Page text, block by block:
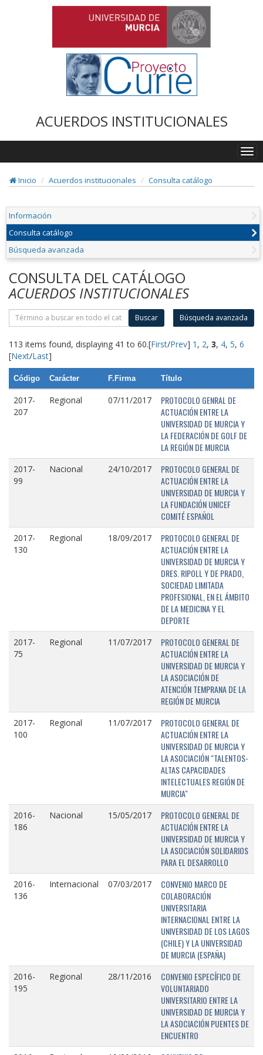
ACUERDOS INSTITUCIONALES
Inicio
Acuerdos institucionales Consulta catálogo
Información
Consulta catálogo
Búsqueda avanzada
CONSULTA DEL CATÁLOGO
ACUERDOS INSTITUCIONALES
Buscar Búsqueda avanzada
113 items found, displaying 41 to 60.[First/Prev] 1 , 2, 3, 4, 5, 6
[Next/Last]
Código Carácter F.Firma Título
2017-
207
Regional 07/11/2017
PROTOCOLO GENRAL DE
ACTUACIÓN ENTRE LA
UNIVERSIDAD DE MURCIA Y
LA FEDERACIÓN DE GOLF DE
LA REGIÓN DE MURCIA
2017-
99
Nacional 24/10/2017
PROTOCOLO GENERAL DE
ACTUACIÓN ENTRE LA
UNIVERSIDAD DE MURCIA Y
LA FUNDACIÓN UNICEF
COMITÉ ESPAÑOL
2017-
130
Regional 18/09/2017
PROTOCOLO GENERAL DE
ACTUACIÓN ENTRE LA
UNIVERSIDAD DE MURCIA Y
DRES. RIPOLL Y DE PRADO,
SOCIEDAD LIMITADA
PROFESIONAL, EN EL ÁMBITO
DE LA MEDICINA Y EL
DEPORTE
2017-
75
Regional 11/07/2017
PROTOCOLO GENERAL DE
ACTUACIÓN ENTRE LA
UNIVERSIDAD DE MURCIA Y
LA ASOCIACIÓN DE
ATENCIÓN TEMPRANA DE LA
REGIÓN DE MURCIA
2017-
100
Regional 11/07/2017
PROTOCOLO GENERAL DE
ACTUACIÓN ENTRE LA
UNIVERSIDAD DE MURCIA Y
LA ASOCIACIÓN "TALENTOS-
ALTAS CAPACIDADES
INTELECTUALES REGIÓN DE
MURCIA"
2016-
186
Nacional 15/05/2017
PROTOCOLO GENERAL DE
ACTUACIÓN ENTRE LA
UNIVERSIDAD DE MURCIA Y
LA ASOCIACIÓN SOLIDARIOS
PARA EL DESARROLLO
2016-
136
Internacional 07/03/2017
CONVENIO MARCO DE
COLABORACIÓN
UNIVERSITARIA
INTERNACIONAL ENTRE LA
UNIVERSIDAD DE LOS LAGOS
(CHILE) Y LA UNIVERSIDAD
DE MURCIA (ESPAÑA)
2016-
195
Regional 28/11/2016
CONVENIO ESPECÍFICO DE
VOLUNTARIADO
UNIVERSITARIO ENTRE LA
UNIVERSIDAD DE MURCIA Y
LA ASOCIACIÓN PUENTES DE
ENCUENTRO